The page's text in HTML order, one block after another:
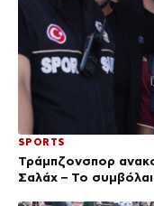
SPORTS
Τράμπζονσπορ
Σαλάχ – Το